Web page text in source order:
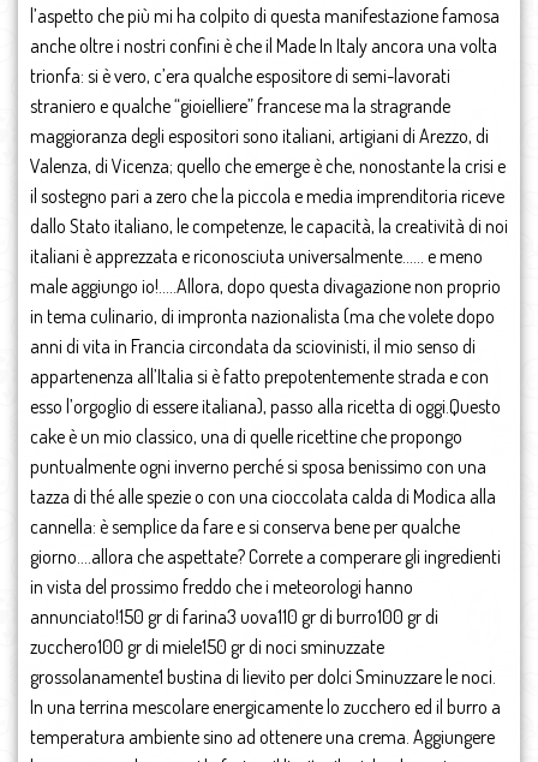
l’aspetto che più mi ha colpito di questa manifestazione famosa
anche oltre i nostri confini è che il Made In Italy ancora una volta
trionfa: si è vero, c’era qualche espositore di semi-lavorati
straniero e qualche “gioielliere” francese ma la stragrande
maggioranza degli espositori sono italiani, artigiani di Arezzo, di
Valenza, di Vicenza; quello che emerge è che, nonostante la crisi e
il sostegno pari a zero che la piccola e media imprenditoria riceve
dallo Stato italiano, le competenze, le capacità, la creatività di noi
italiani è apprezzata e riconosciuta universalmente…… e meno
male aggiungo io!…..Allora, dopo questa divagazione non proprio
in tema culinario, di impronta nazionalista (ma che volete dopo
anni di vita in Francia circondata da sciovinisti, il mio senso di
appartenenza all’Italia si è fatto prepotentemente strada e con
esso l’orgoglio di essere italiana), passo alla ricetta di oggi.Questo
cake è un mio classico, una di quelle ricettine che propongo
puntualmente ogni inverno perché si sposa benissimo con una
tazza di thé alle spezie o con una cioccolata calda di Modica alla
cannella: è semplice da fare e si conserva bene per qualche
giorno….allora che aspettate? Correte a comperare gli ingredienti
in vista del prossimo freddo che i meteorologi hanno
annunciato!150 gr di farina3 uova110 gr di burro100 gr di
zucchero100 gr di miele150 gr di noci sminuzzate
grossolanamente1 bustina di lievito per dolci Sminuzzare le noci.
In una terrina mescolare energicamente lo zucchero ed il burro a
temperatura ambiente sino ad ottenere una crema. Aggiungere